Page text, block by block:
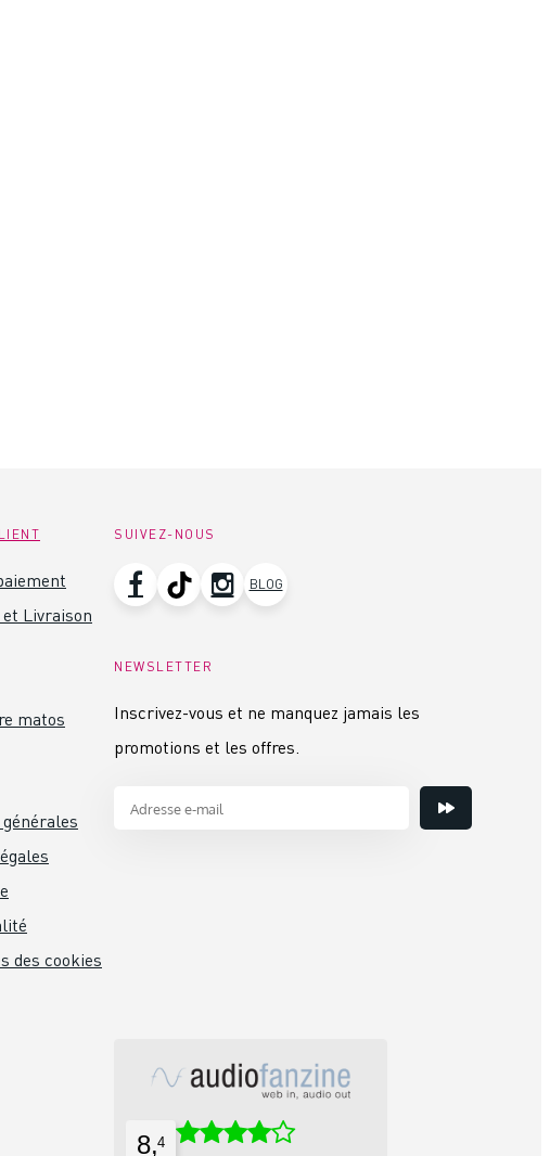
Livraison
matos
des cookies
SUIVEZ-NOUS
BLOG
NEWSLETTER
Inscrivez-vous et ne manquez jamais les
promotions et les offres.
8,4